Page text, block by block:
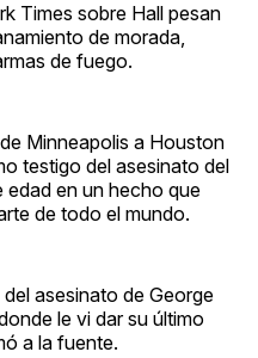
Times sobre Hall pesan
de morada,
de fuego.
Minneapolis a Houston
testigo del asesinato del
en un hecho que
de todo el mundo.
asesinato de George
le vi dar su último
a la fuente.